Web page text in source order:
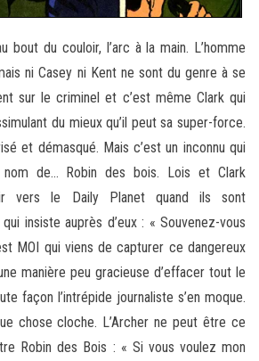
bout du couloir, l’arc à la main. L’homme
ni Casey ni Kent ne sont du genre à se
sur le criminel et c’est même Clark qui
du mieux qu’il peut sa super-force.
et démasqué. Mais c’est un inconnu qui
de… Robin des bois. Lois et Clark
vers le Daily Planet quand ils sont
insiste auprès d’eux : « Souvenez-vous
MOI qui viens de capturer ce dangereux
manière peu gracieuse d’effacer tout le
façon l’intrépide journaliste s’en moque.
chose cloche. L’Archer ne peut être ce
Robin des Bois : « Si vous voulez mon